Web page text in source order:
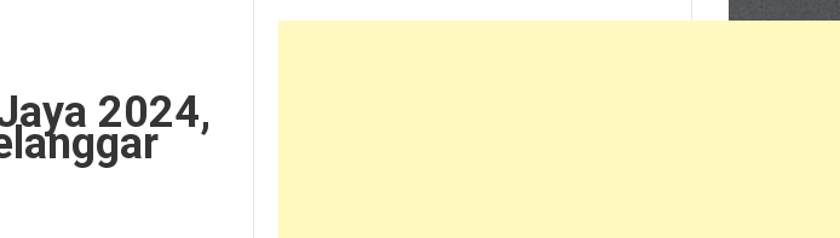
2024,